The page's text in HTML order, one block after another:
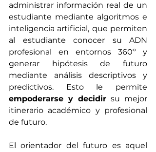
administrar información real de un
estudiante mediante algoritmos e
inteligencia artificial, que permiten
al estudiante conocer su ADN
profesional en entornos 360º y
generar hipótesis de futuro
mediante análisis descriptivos y
empoderarse y decidir su mejor
itinerario académico y profesional
de futuro.
El orientador del futuro es aquel